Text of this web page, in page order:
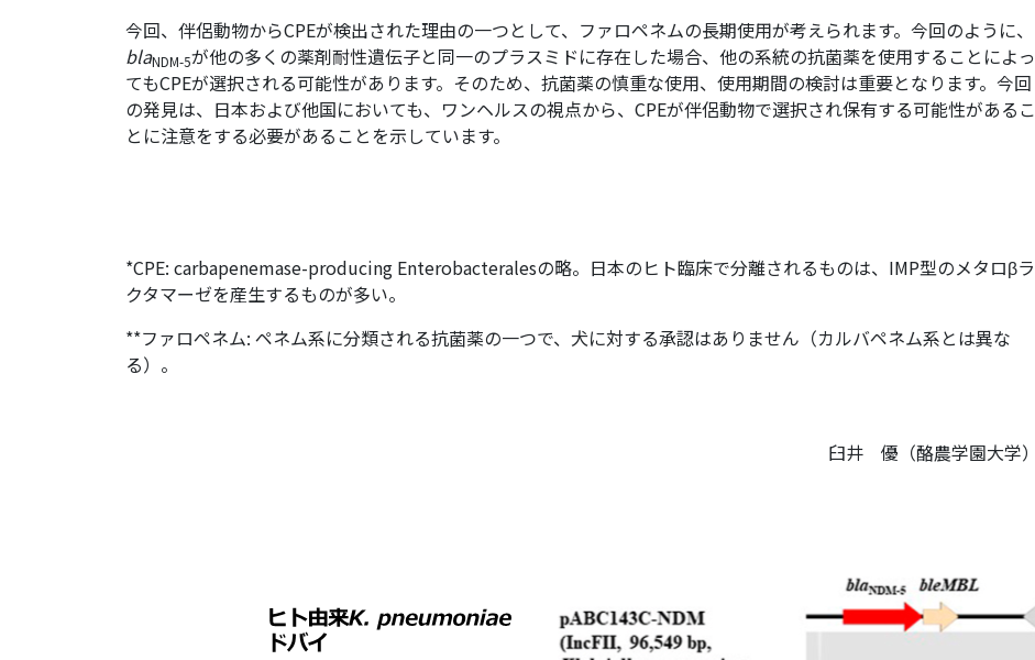
今回、伴侶動物からCPEが検出された理由の一つとして、ファロペネムの長期使用が考えられます。今回のように、
blaNDM-5が他の多くの薬剤耐性遺伝子と同一のプラスミドに存在した場合、他の系統の抗菌薬を使用することによっ
てもCPEが選択される可能性があります。そのため、抗菌薬の慎重な使用、使用期間の検討は重要となります。今回
の発見は、日本および他国においても、ワンヘルスの視点から、CPEが伴侶動物で選択され保有する可能性があるこ
とに注意をする必要があることを示しています。
*CPE: carbapenemase-producing Enterobacteralesの略。日本のヒト臨床で分離されるものは、IMP型のメタロβラ
クタマーゼを産生するものが多い。
**ファロペネム: ペネム系に分類される抗菌薬の一つで、犬に対する承認はありません（カルバペネム系とは異な
る）。
臼井 優（酪農学園大学）